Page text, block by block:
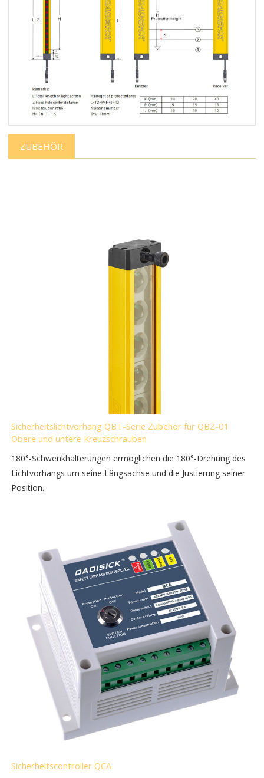
ZUBEHÖR
Sicherheitslichtvorhang QBT-Serie Zubehör für QBZ-01
Obere und untere Kreuzschrauben
180°-Schwenkhalterungen ermöglichen die 180°-Drehung des
Lichtvorhangs um seine Längsachse und die Justierung seiner
Position.
Sicherheitscontroller QCA